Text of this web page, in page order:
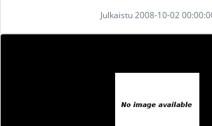
Julkaistu 2008-10-02